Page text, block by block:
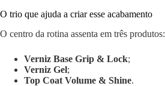
O trio que ajuda a criar esse acabamento
O centro da rotina assenta em três produtos:
Verniz Base Grip & Lock;
Verniz Gel;
Top Coat Volume & Shine.